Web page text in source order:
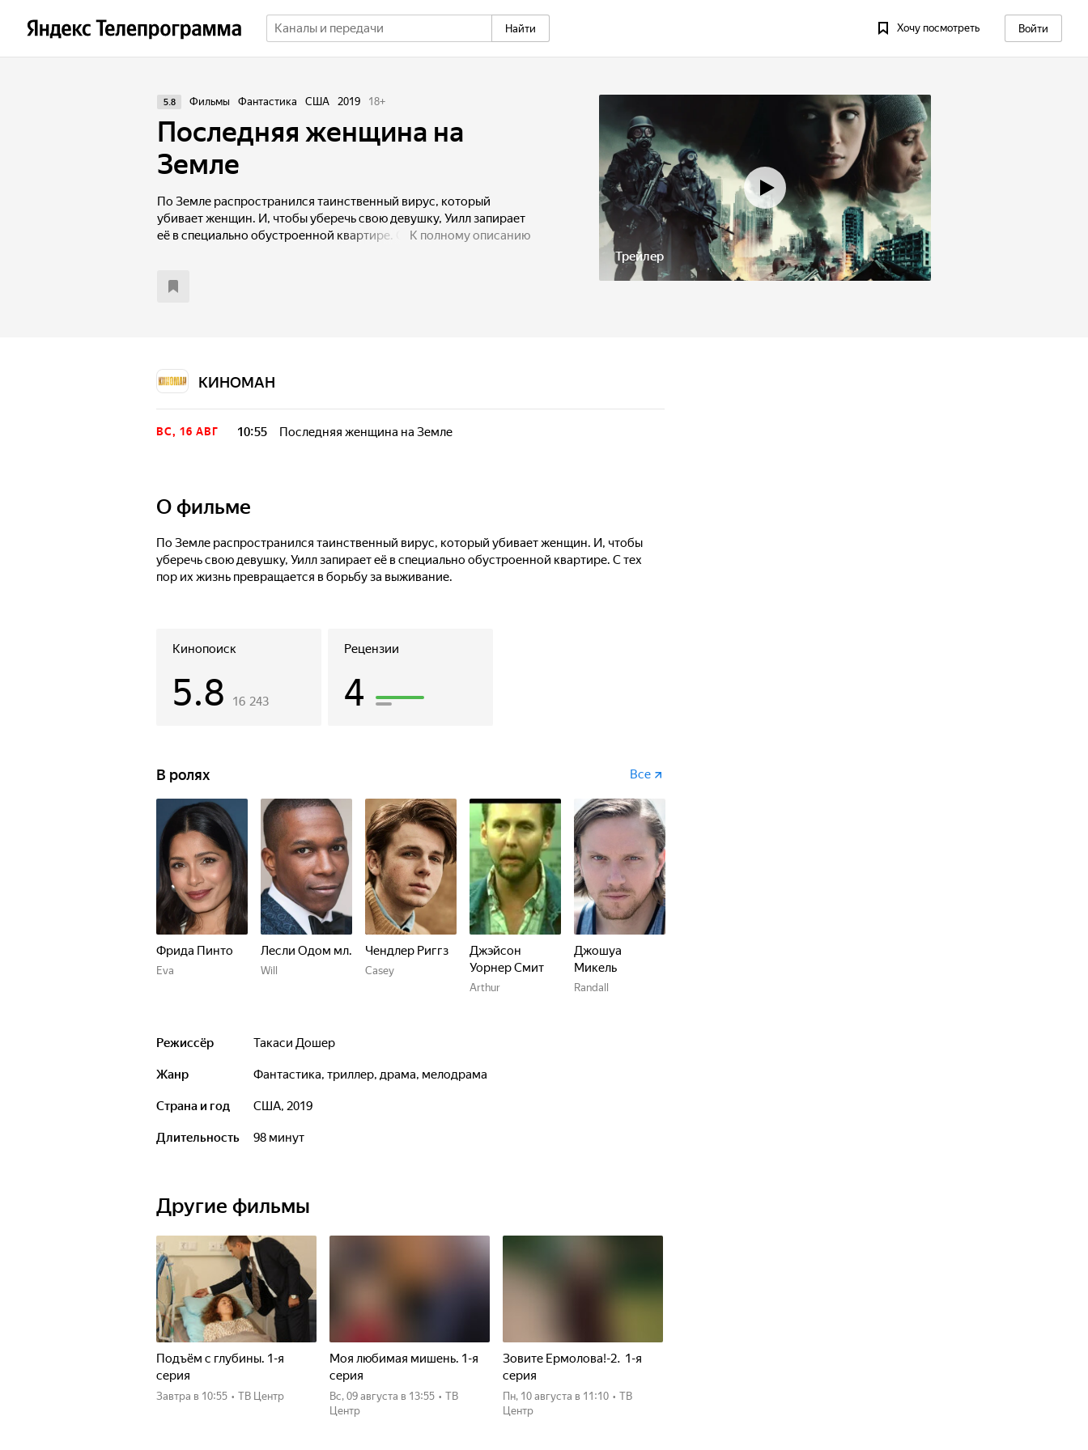
Найти Хочу посмотреть Войти
Трейлер
5.8 Фильмы Фантастика США 2019 18+
Последняя женщина на
Земле
По Земле распространился таинственный вирус, который
убивает женщин. И, чтобы уберечь свою девушку, Уилл запирает
её в специально обустроенной квартире. С тех пор их жизнь
К полному описанию
КИНОМАН
ВС, 16 АВГ 10:55 Последняя женщина на Земле
О фильме
По Земле распространился таинственный вирус, который убивает женщин. И, чтобы
уберечь свою девушку, Уилл запирает её в специально обустроенной квартире. С тех
пор их жизнь превращается в борьбу за выживание.
Кинопоиск
5.8 16 243
Рецензии
4
В ролях Все
Фрида Пинто
Eva
Лесли Одом мл.
Will
Чендлер Риггз
Casey
Джэйсон
Уорнер Смит
Arthur
Джошуа
Микель
Randall
Режиссёр Такаси Дошер
Жанр фантастика, триллер, драма, мелодрама
Страна и год США, 2019
Длительность 98 минут
Другие фильмы
Подъём с глубины. 1-я
серия
Завтра в 10:55 • ТВ Центр
Моя любимая мишень. 1-я
серия
вс, 09 августа в 13:55 • ТВ
Центр
Зовите Ермолова!-2. 1-я
серия
пн, 10 августа в 11:10 • ТВ
Центр